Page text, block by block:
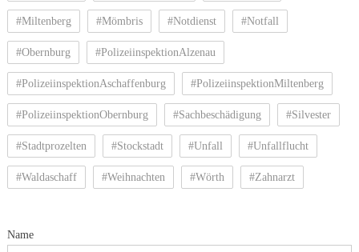
#Miltenberg #Mömbris #Notdienst #Notfall
#Obernburg #PolizeiinspektionAlzenau
#PolizeiinspektionAschaffenburg #PolizeiinspektionMiltenberg
#PolizeiinspektionObernburg #Sachbeschädigung #Silvester
#Stadtprozelten #Stockstadt #Unfall #Unfallflucht
#Waldaschaff #Weihnachten #Wörth #Zahnarzt
Name